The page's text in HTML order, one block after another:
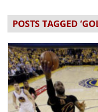
POSTS TAGGED